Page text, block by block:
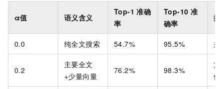
α值 语义含义
Top-1 准确
率
Top-10 准
确率
推
0.0 纯全文搜索 54.7% 95.5% 关
0.2
主要全文
+少量向量
76.2% 98.3%
文
优